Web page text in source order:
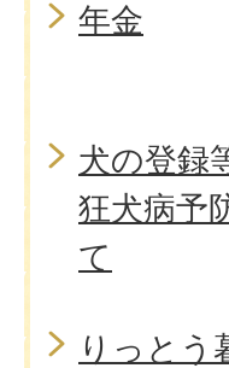
年金
犬の登録
狂犬病予
て
りっとう